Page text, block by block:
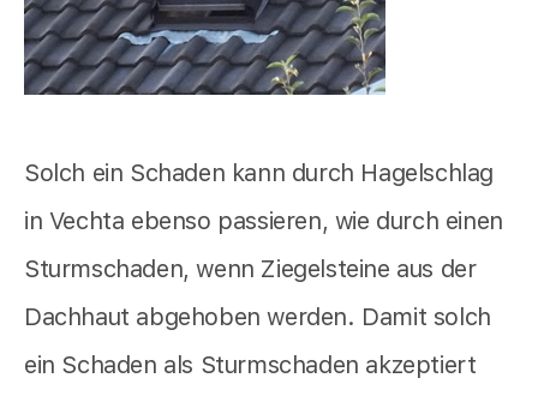
Solch ein Schaden kann durch Hagelschlag
in Vechta ebenso passieren, wie durch einen
Sturmschaden, wenn Ziegelsteine aus der
Dachhaut abgehoben werden. Damit solch
ein Schaden als Sturmschaden akzeptiert